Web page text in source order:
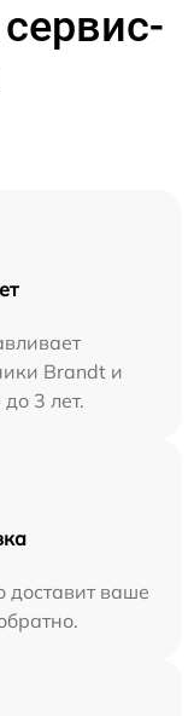
Brandt и
3 лет.
доставит ваше